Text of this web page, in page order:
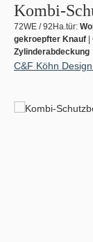
Durchschnittliche
Kombi-
72WE / 92Ha.tür:
gekroepfter Knauf |
Zylinderabdeckung
C&F Köhn
Bildergalerie